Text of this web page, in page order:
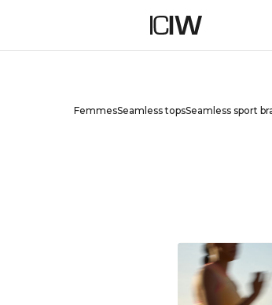
FemmesSeamless topsSeamless sport